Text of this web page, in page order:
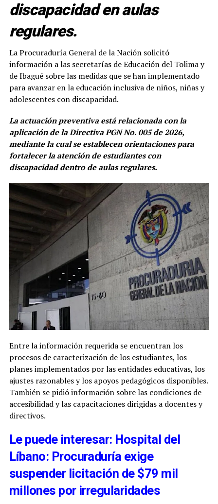
discapacidad en aulas
regulares.
La Procuraduría General de la Nación solicitó
información a las secretarías de Educación del Tolima y
de Ibagué sobre las medidas que se han implementado
para avanzar en la educación inclusiva de niños, niñas y
adolescentes con discapacidad.
La actuación preventiva está relacionada con la
aplicación de la Directiva PGN No. 005 de 2026,
mediante la cual se establecen orientaciones para
fortalecer la atención de estudiantes con
discapacidad dentro de aulas regulares.
Entre la información requerida se encuentran los
procesos de caracterización de los estudiantes, los
planes implementados por las entidades educativas, los
ajustes razonables y los apoyos pedagógicos disponibles.
También se pidió información sobre las condiciones de
accesibilidad y las capacitaciones dirigidas a docentes y
directivos.
Le puede interesar: Hospital del
Líbano: Procuraduría exige
suspender licitación de $79 mil
millones por irregularidades